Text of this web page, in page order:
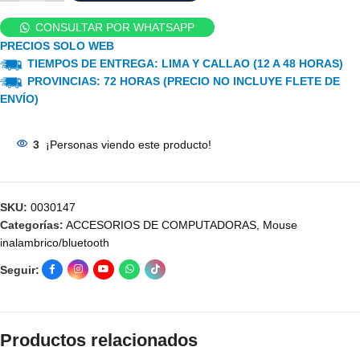
CONSULTAR POR WHATSAPP
PRECIOS SOLO WEB
TIEMPOS DE ENTREGA: LIMA Y CALLAO (12 A 48 HORAS)
PROVINCIAS: 72 HORAS (PRECIO NO INCLUYE FLETE DE
ENVÍO)
3 ¡Personas viendo este producto!
SKU: 0030147
Categorías: ACCESORIOS DE COMPUTADORAS, Mouse
inalambrico/bluetooth
Seguir:
Productos relacionados